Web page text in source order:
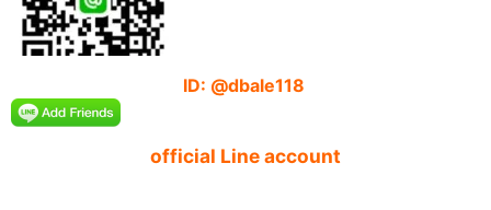
ID: @dbale118
official Line account